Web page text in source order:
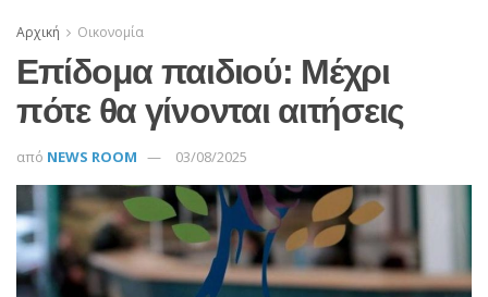
Αρχική Οικονομία
Επίδομα παιδιού: Μέχρι
πότε θα γίνονται αιτήσεις
από NEWS ROOM 03/08/2025